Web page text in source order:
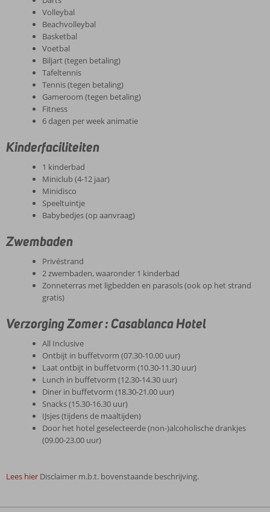
Volleybal
Beachvolleybal
Basketbal
Voetbal
Biljart (tegen betaling)
Tafeltennis
Tennis (tegen betaling)
Gameroom (tegen betaling)
Fitness
6 dagen per week animatie
Kinderfaciliteiten
1 kinderbad
Miniclub (4-12 jaar)
Minidisco
Speeltuintje
Babybedjes (op aanvraag)
Zwembaden
Privéstrand
2 zwembaden, waaronder 1 kinderbad
Zonneterras met ligbedden en parasols (ook op het strand
gratis)
Verzorging Zomer : Casablanca Hotel
All Inclusive
Ontbijt in buffetvorm (07.30-10.00 uur)
Laat ontbijt in buffetvorm (10.30-11.30 uur)
Lunch in buffetvorm (12.30-14.30 uur)
Diner in buffetvorm (18.30-21.00 uur)
Snacks (15.30-16.30 uur)
IJsjes (tijdens de maaltijden)
Door het hotel geselecteerde (non-)alcoholische drankjes
(09.00-23.00 uur)
Lees hier Disclaimer m.b.t. bovenstaande beschrijving.